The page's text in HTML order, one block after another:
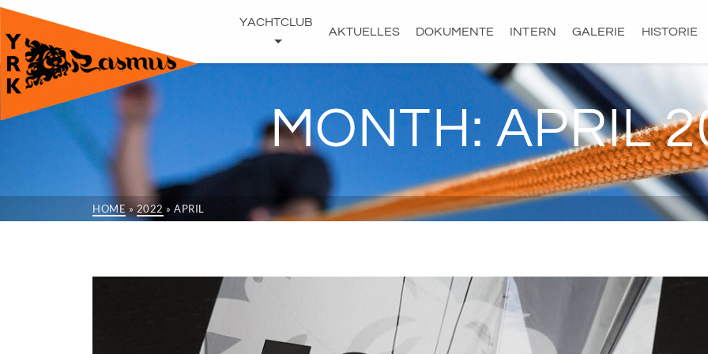
YACHTCLUB
AKTUELLES DOKUMENTE INTERN GALERIE HISTORIE
MONTH: APRIL
HOME » 2022 » APRIL